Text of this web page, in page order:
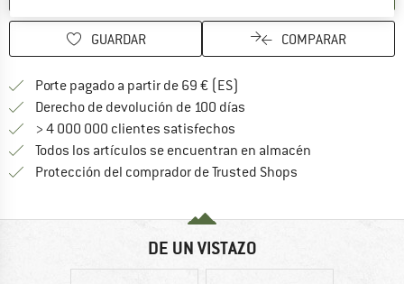
GUARDAR COMPARAR
Porte pagado a partir de 69 € (ES)
Derecho de devolución de 100 días
> 4 000 000 clientes satisfechos
Todos los artículos se encuentran en almacén
Protección del comprador de Trusted Shops
DE UN VISTAZO